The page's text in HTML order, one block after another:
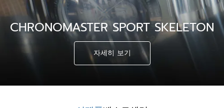
CHRONOMASTER SPORT SKELETON
자세히 보기